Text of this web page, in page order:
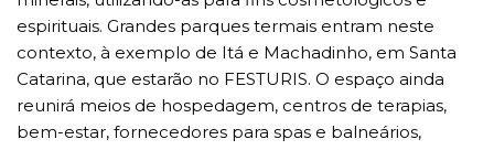
espirituais. Grandes parques termais entram neste
contexto, à exemplo de Itá e Machadinho, em Santa
Catarina, que estarão no FESTURIS. O espaço ainda
reunirá meios de hospedagem, centros de terapias,
bem-estar, fornecedores para spas e balneários,